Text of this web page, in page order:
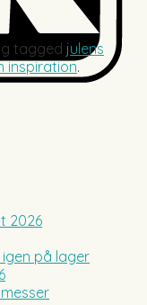
tagged julens
inspiration.
2026
igen på lager